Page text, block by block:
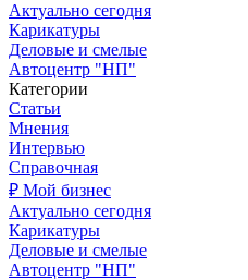
Актуально сегодня
Карикатуры
Деловые и смелые
Автоцентр "НП"
Категории
Статьи
Мнения
Интервью
Справочная
₽ Мой бизнес
Актуально сегодня
Карикатуры
Деловые и смелые
Автоцентр "НП"